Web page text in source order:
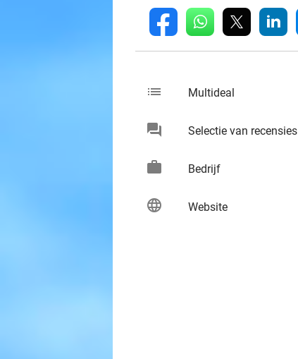
fb whatsapp linkedin
list Multideal
chat Selectie van recensies
work Bedrijf
language Website